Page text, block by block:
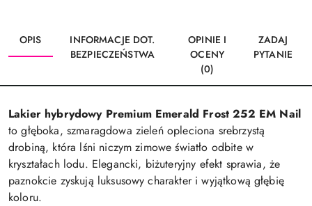
OPIS
INFORMACJE DOT.
BEZPIECZEŃSTWA
OPINIE I
OCENY
(0)
ZADAJ
PYTANIE
Lakier hybrydowy Premium Emerald Frost 252 EM Nail
to głęboka, szmaragdowa zieleń opleciona srebrzystą
drobiną, która lśni niczym zimowe światło odbite w
kryształach lodu. Elegancki, biżuteryjny efekt sprawia, że
paznokcie zyskują luksusowy charakter i wyjątkową głębię
koloru.